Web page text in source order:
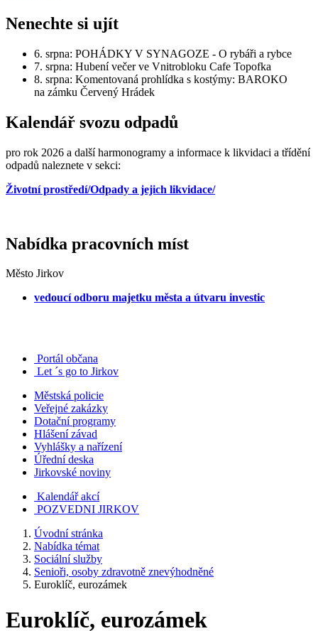
Nenechte si ujít
6. srpna: POHÁDKY V SYNAGOZE - O rybáři a rybce
7. srpna: Hubení večer ve Vnitrobloku Cafe Topofka
8. srpna: Komentovaná prohlídka s kostýmy: BAROKO
na zámku Červený Hrádek
Kalendář svozu odpadů
pro rok 2026 a další harmonogramy a informace k likvidaci a třídění
odpadů naleznete v sekci:
Životní prostředí/Odpady a jejich likvidace/
Nabídka pracovních míst
Město Jirkov
vedoucí odboru majetku města a útvaru investic
Portál občana
Let ´s go to Jirkov
Městská policie
Veřejné zakázky
Dotační programy
Hlášení závad
Vyhlášky a nařízení
Úřední deska
Jirkovské noviny
Kalendář akcí
POZVEDNI JIRKOV
Úvodní stránka
Nabídka témat
Sociální služby
Senioři, osoby zdravotně znevýhodněné
Euroklíč, eurozámek
Euroklíč, eurozámek